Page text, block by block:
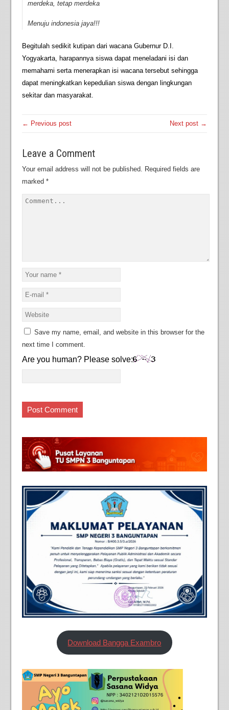
merdeka, tetap merdeka
Menuju indonesia jaya!!!
Begitulah sedikit kutipan dari wacana Gubernur D.I.
Yogyakarta, harapannya siswa dapat meneladani isi dan
memahami serta menerapkan isi wacana tersebut sehingga
dapat meningkatkan kepedulian siswa dengan lingkungan
sekitar dan masyarakat.
← Previous post Next post →
Leave a Comment
Your email address will not be published. Required fields are
marked *
Save my name, email, and website in this browser for the
next time I comment.
Are you human? Please solve:
Download Bangga Exambro